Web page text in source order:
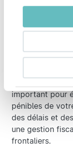
processus en
les employeurs
répétitif de
important pour
pénibles de
des délais et
une gestion
frontaliers.